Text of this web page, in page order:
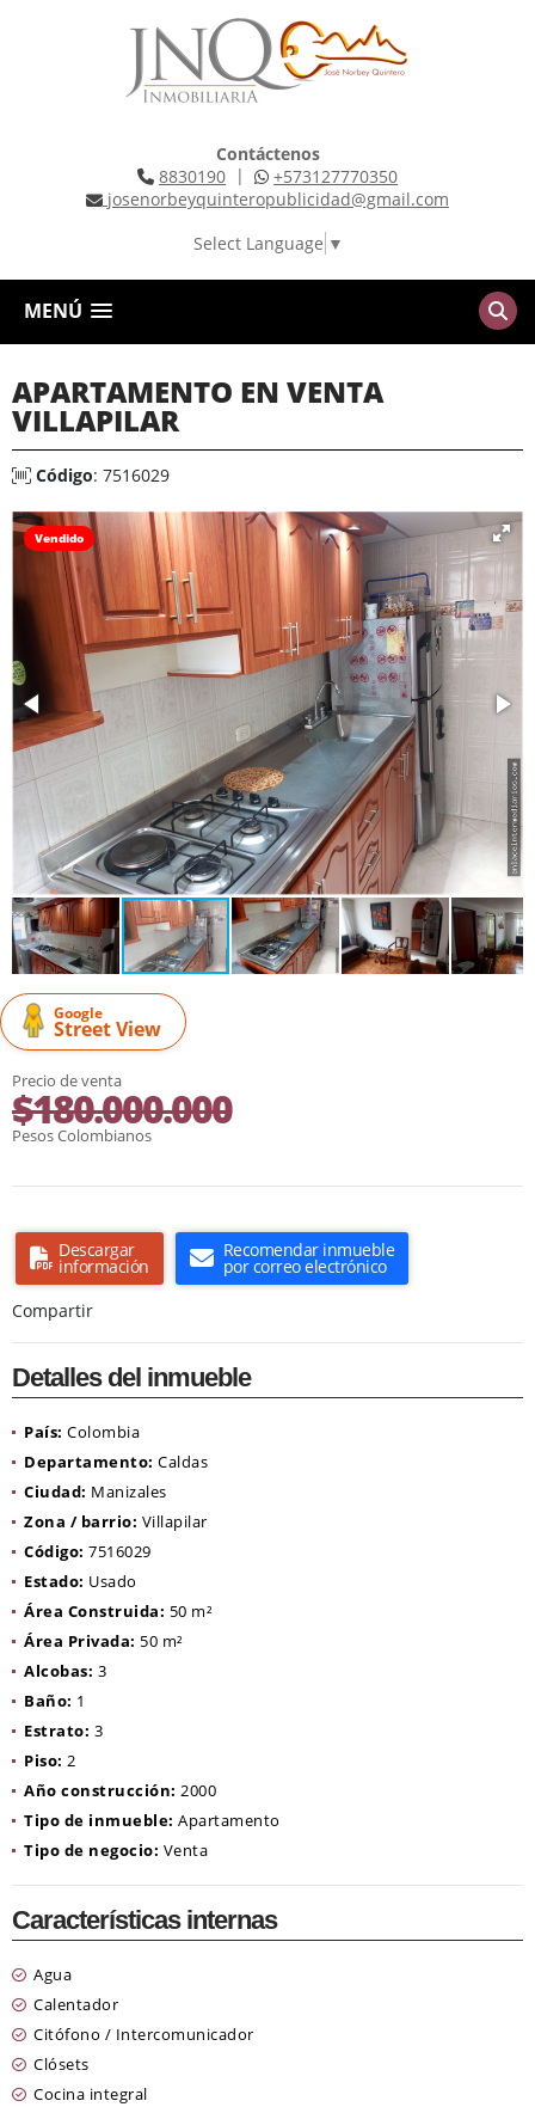
Contáctenos
8830190 |
+573127770350
josenorbeyquinteropublicidad@gmail.com
Select Language ▼
MENÚ
APARTAMENTO EN VENTA
VILLAPILAR
Código: 7516029
Vendido
Google
Street View
Precio de venta
$180.000.000
Pesos Colombianos
Descargar
información
Recomendar inmueble
por correo electrónico
Compartir
Detalles del inmueble
País: Colombia
Departamento: Caldas
Ciudad: Manizales
Zona / barrio: Villapilar
Código: 7516029
Estado: Usado
Área Construida: 50 m²
Área Privada: 50 m²
Alcobas: 3
Baño: 1
Estrato: 3
Piso: 2
Año construcción: 2000
Tipo de inmueble: Apartamento
Tipo de negocio: Venta
Características internas
Agua
Calentador
Citófono / Intercomunicador
Clósets
Cocina integral